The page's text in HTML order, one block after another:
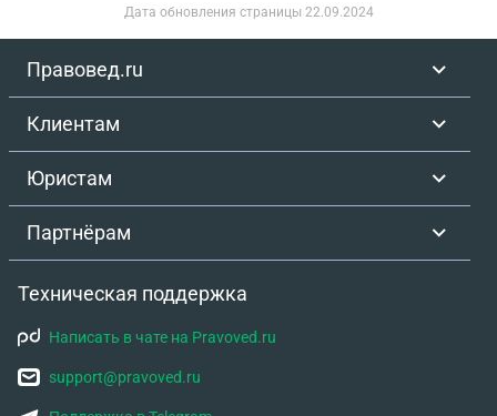
Дата обновления страницы 22.09.2024
Правовед.ru
Клиентам
Юристам
Партнёрам
Техническая поддержка
Написать в чате на Pravoved.ru
support@pravoved.ru